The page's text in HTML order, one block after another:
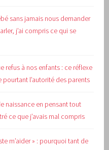
sans jamais nous demander
j’ai compris ce qui se
refus à nos enfants : ce réflexe
l’autorité des parents
naissance en pensant tout
ce que j’avais mal compris
m’aider » : pourquoi tant de